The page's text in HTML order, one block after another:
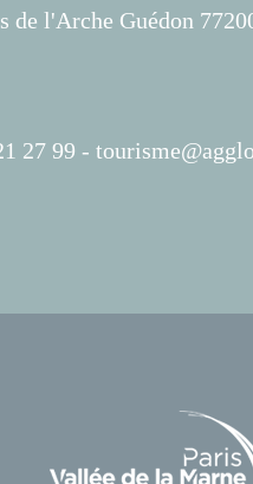
de l'Arche Guédon
27 99 -